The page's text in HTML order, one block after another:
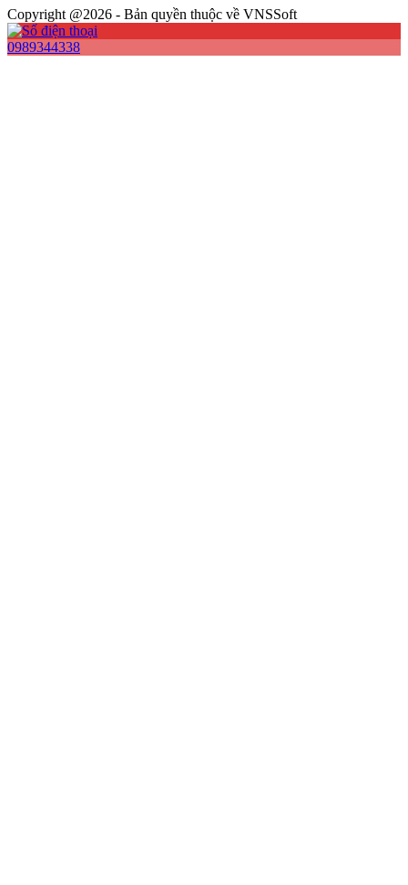
Copyright @2026 - Bản quyền thuộc về VNSSoft
0989344338